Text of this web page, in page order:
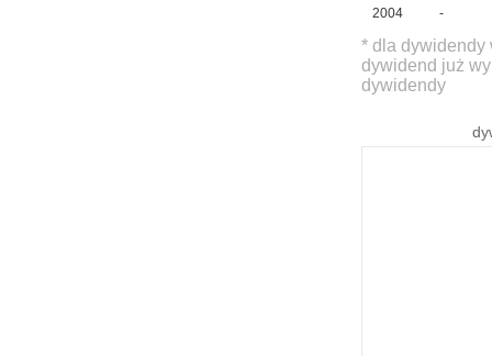
2004
-
* dla dywidendy
dywidend już
dywidendy